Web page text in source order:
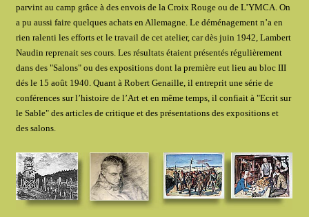
parvint au camp grâce à des envois de la Croix Rouge ou de L’YMCA. On
a pu aussi faire quelques achats en Allemagne. Le déménagement n’a en
rien ralenti les efforts et le travail de cet atelier, car dès juin 1942, Lambert
Naudin reprenait ses cours. Les résultats étaient présentés régulièrement
dans des "Salons" ou des expositions dont la première eut lieu au bloc III
dés le 15 août 1940. Quant à Robert Genaille, il entreprit une série de
conférences sur l’histoire de l’Art et en même temps, il confiait à "Ecrit sur
le Sable" des articles de critique et des présentations des expositions et
des salons.